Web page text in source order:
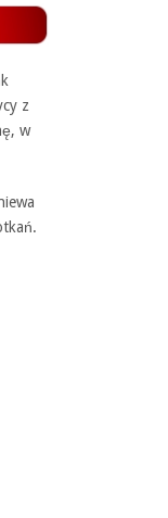
z
w